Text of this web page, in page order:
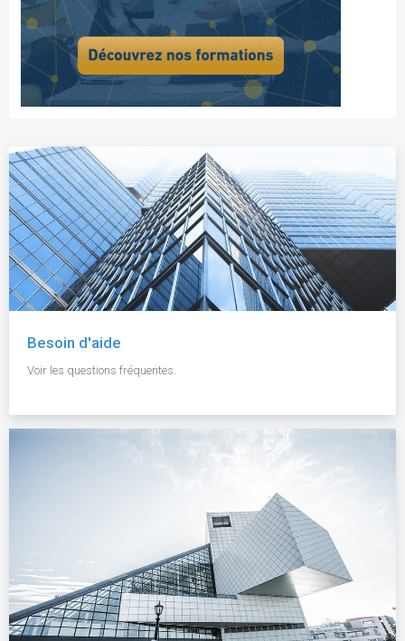
Besoin d'aide
Voir les questions fréquentes.